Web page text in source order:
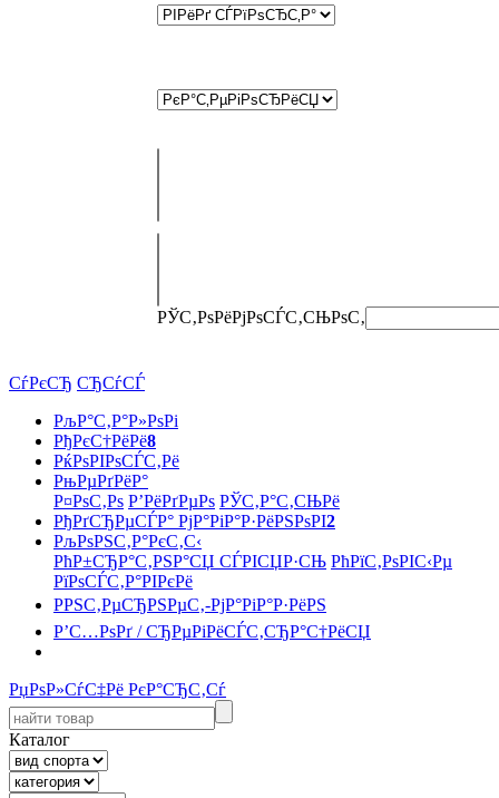
РЎС‚РѕРёРјРѕСЃС‚СЊРѕС‚
СѓРєСЂ СЂСѓСЃ
РљР°С‚Р°Р»РѕРі
РђРєС†РёРё8
РќРѕРІРѕСЃС‚Рё
РњРµРґРёР°
Р¤РѕС‚Рѕ Р’РёРґРµРѕ РЎС‚Р°С‚СЊРё
РђРґСЂРµСЃР° РјР°РіР°Р·РёРЅРѕРІ2
РљРѕРЅС‚Р°РєС‚С‹
РћР±СЂР°С‚РЅР°СЏ СЃРІСЏР·СЊ РћРїС‚РѕРІС‹Рµ
РїРѕСЃС‚Р°РІРєРё
РРЅС‚РµСЂРЅРµС‚-РјР°РіР°Р·РёРЅ
Р’С…РѕРґ / СЂРµРіРёСЃС‚СЂР°С†РёСЏ
РџРѕР»СѓС‡Рё РєР°СЂС‚Сѓ
Каталог